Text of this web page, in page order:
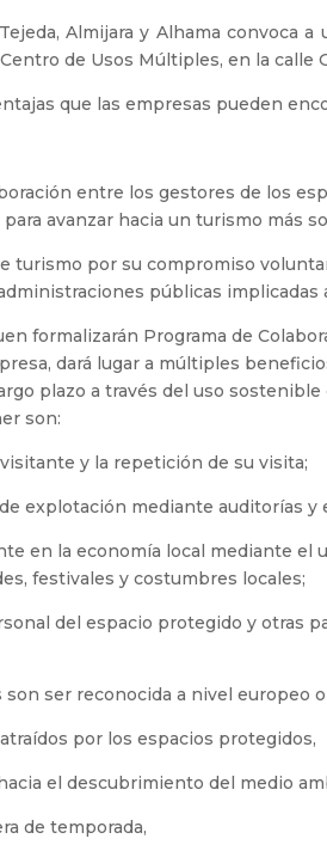
Almijara y Alhama convoca
de Usos Múltiples, en la calle
que las empresas pueden
entre los gestores de los
avanzar hacia un turismo más
turismo por su compromiso
públicas
formalizarán Programa de
dará lugar a múltiples
plazo a través del uso
son:
y la repetición de su visita;
explotación mediante auditorías
en la economía local mediante
festivales y costumbres locales;
del espacio protegido y otras
son ser reconocida a nivel
por los espacios protegidos,
el descubrimiento del medio
de temporada,